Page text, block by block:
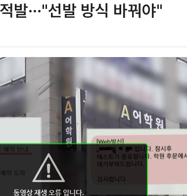
···"선발 방식 바꿔야"